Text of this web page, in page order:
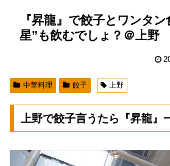
『昇龍』で餃子とワンタ
星”も飲むでしょ？＠上野
中華料理 餃子 上野
上野で餃子言うたら『昇龍』